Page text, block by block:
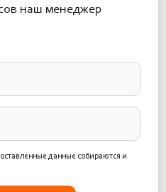
наш менеджер
данные собираются и